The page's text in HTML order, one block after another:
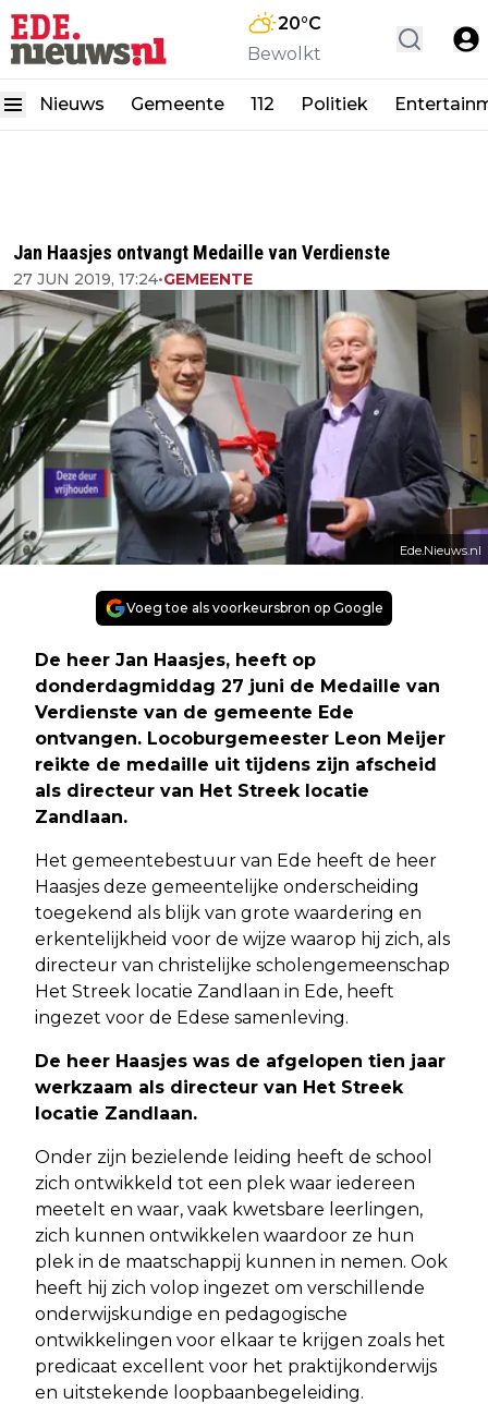
20°C
Bewolkt
Nieuws Gemeente 112 Politiek
Jan Haasjes ontvangt Medaille van Verdienste
27 JUN 2019, 17:24•GEMEENTE
Ede.Nieuws.nl
Voeg toe als voorkeursbron op Google
De heer Jan Haasjes, heeft op
donderdagmiddag 27 juni de Medaille van
Verdienste van de gemeente Ede
ontvangen. Locoburgemeester Leon Meijer
reikte de medaille uit tijdens zijn afscheid
als directeur van Het Streek locatie
Zandlaan.
Het gemeentebestuur van Ede heeft de heer
Haasjes deze gemeentelijke onderscheiding
toegekend als blijk van grote waardering en
erkentelijkheid voor de wijze waarop hij zich, als
directeur van christelijke scholengemeenschap
Het Streek locatie Zandlaan in Ede, heeft
ingezet voor de Edese samenleving.
De heer Haasjes was de afgelopen tien jaar
werkzaam als directeur van Het Streek
locatie Zandlaan.
Onder zijn bezielende leiding heeft de school
zich ontwikkeld tot een plek waar iedereen
meetelt en waar, vaak kwetsbare leerlingen,
zich kunnen ontwikkelen waardoor ze hun
plek in de maatschappij kunnen in nemen. Ook
heeft hij zich volop ingezet om verschillende
onderwijskundige en pedagogische
ontwikkelingen voor elkaar te krijgen zoals het
predicaat excellent voor het praktijkonderwijs
en uitstekende loopbaanbegeleiding.